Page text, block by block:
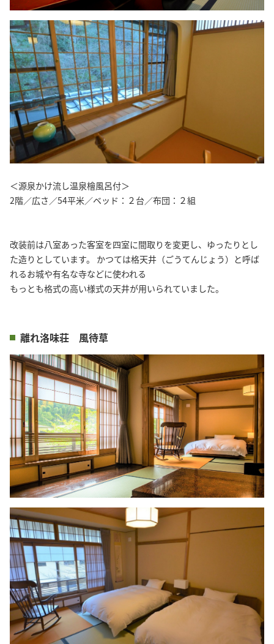
＜源泉かけ流し温泉檜風呂付＞
2階／広さ／54平米／ベッド：２台／布団：２組
改装前は八室あった客室を四室に間取りを変更し、ゆったりとし
た造りとしています。 かつては格天井（ごうてんじょう）と呼ば
れるお城や有名な寺などに使われる
もっとも格式の高い様式の天井が用いられていました。
離れ洛味荘 風待草